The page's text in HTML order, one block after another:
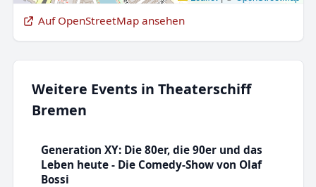
Auf OpenStreetMap ansehen
Weitere Events in Theaterschiff
Bremen
Generation XY: Die 80er, die 90er und das
Leben heute - Die Comedy-Show von Olaf
Bossi